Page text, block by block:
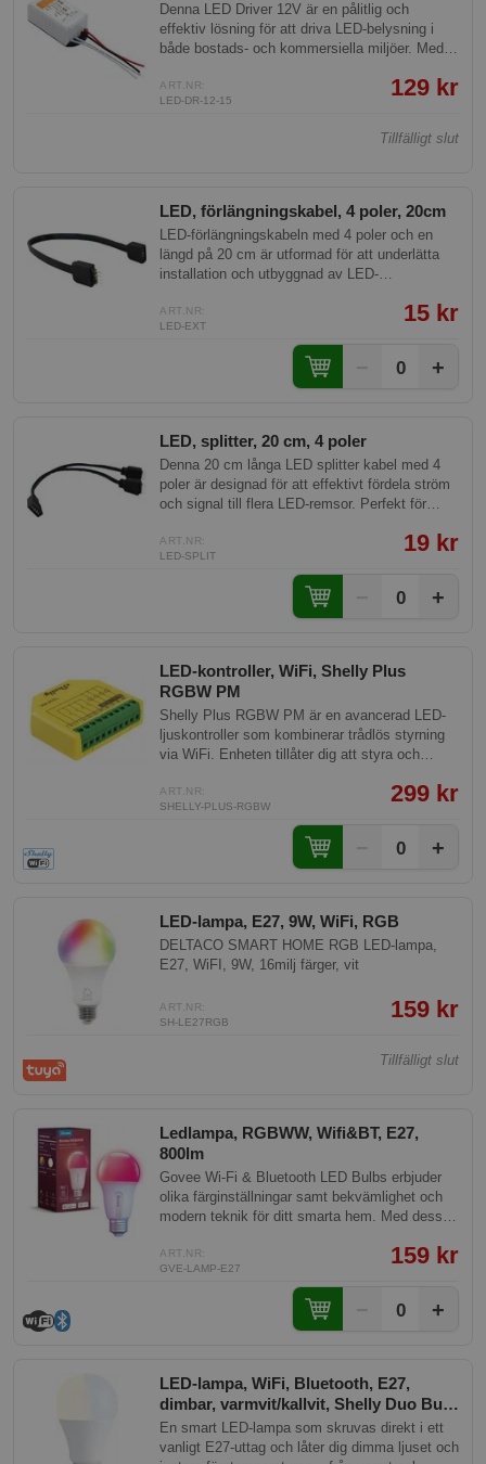
Denna LED Driver 12V är en pålitlig och
effektiv lösning för att driva LED-belysning i
både bostads- och kommersiella miljöer. Med
12V DC, säkerställer den stabil och säker
strömförsörjning samtidigt som den erbjuder
ART.NR:
LED-DR-12-15
129 kr
Tillfälligt slut
LED, förlängningskabel, 4 poler, 20cm
LED-förlängningskabeln med 4 poler och en
längd på 20 cm är utformad för att underlätta
installation och utbyggnad av LED-
projekt där flexibilitet och tillförlitlighet är
viktiga, denna kabel erbjuder högkvalitativ
anslutning för olika typer av LED-
ART.NR:
LED-EXT
15 kr
0 +
LED, splitter, 20 cm, 4 poler
Denna 20 cm långa LED splitter kabel med 4
poler är designad för att effektivt fördela ström
och signal till flera LED-remsor. Perfekt för
belysningslösningar utan komplicerade
installationer. Kabeln underlättar enkel och
bekymmersfri anslutning och förbättrar din
smarta belysningserfarenhet.
ART.NR:
LED-SPLIT
19 kr
0 +
LED-kontroller, WiFi, Shelly Plus
RGBW PM
Shelly Plus RGBW PM är en avancerad LED-
ljuskontroller som kombinerar trådlös styrning
via WiFi. Enheten tillåter dig att styra och
funktioner direkt från din smartphone eller
röstassistenter.
ART.NR:
SHELLY-PLUS-RGBW
299 kr
0 +
LED-lampa, E27, 9W, WiFi, RGB
DELTACO SMART HOME RGB LED-lampa,
E27, WiFI, 9W, 16milj färger, vit
ART.NR:
SH-LE27RGB
159 kr
Tillfälligt slut
Ledlampa, RGBWW, Wifi&BT, E27,
800lm
Govee Wi-Fi & Bluetooth LED Bulbs erbjuder
olika färginställningar samt bekvämlighet och
modern teknik för ditt smarta hem. Med dessa
önskemål, styra dem med röstkommandon och
synkronisera med musik. Funktionen för
gruppkontroll underlättar hanteringen av upp till
ART.NR:
GVE-LAMP-E27
159 kr
0 +
LED-lampa, WiFi, Bluetooth, E27,
dimbar, varmvit/kallvit, Shelly Duo Bulb
E27 Gen3
En smart LED-lampa som skruvas direkt i ett
vanligt E27-uttag och låter dig dimma ljuset och